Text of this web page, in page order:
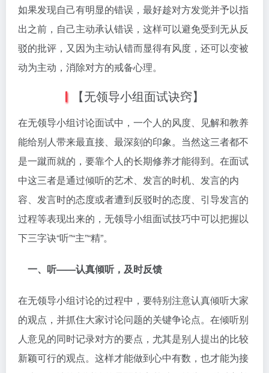
如果发现自己有明显的错误，最好趁对方发觉并予以指
出之前，自己主动承认错误，这样可以避免受到无从反
驳的批评，又因为主动认错而显得有风度，还可以变被
动为主动，消除对方的戒备心理。
【无领导小组面试诀窍】
在无领导小组讨论面试中，一个人的风度、见解和教养
能给别人带来最直接、最深刻的印象。当然这三者都不
是一蹴而就的，要靠个人的长期修养才能得到。在面试
中这三者是通过倾听的艺术、发言的时机、发言的内
容、发言时的态度或者遭到反驳时的态度、引导发言的
过程等表现出来的，无领导小组面试技巧中可以把握以
下三字诀“听”“主”“精”。
一、听——认真倾听，及时反馈
在无领导小组讨论的过程中，要特别注意认真倾听大家
的观点，并抓住大家讨论问题的关键争论点。在倾听别
人意见的同时记录对方的要点，尤其是别人提出的比较
新颖可行的观点。这样才能做到心中有数，也才能为接